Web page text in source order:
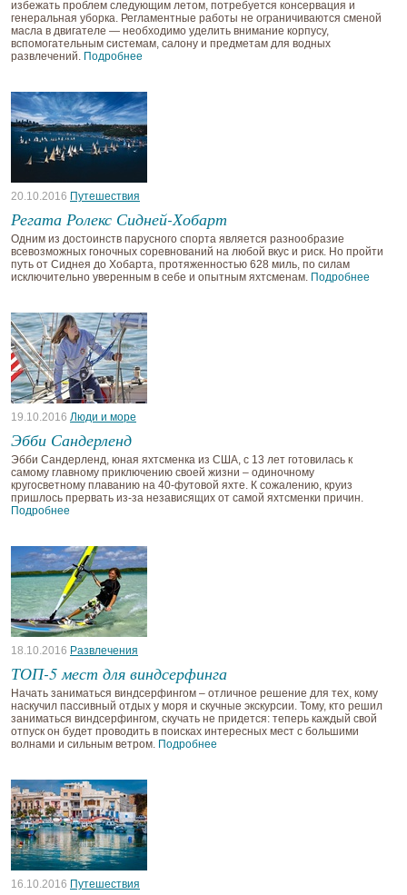
избежать проблем следующим летом, потребуется консервация и
генеральная уборка. Регламентные работы не ограничиваются сменой
масла в двигателе — необходимо уделить внимание корпусу,
вспомогательным системам, салону и предметам для водных
развлечений. Подробнее
20.10.2016 Путешествия
Регата Ролекс Сидней-Хобарт
Одним из достоинств парусного спорта является разнообразие
всевозможных гоночных соревнований на любой вкус и риск. Но пройти
путь от Сиднея до Хобарта, протяженностью 628 миль, по силам
исключительно уверенным в себе и опытным яхтсменам. Подробнее
19.10.2016 Люди и море
Эбби Сандерленд
Эбби Сандерленд, юная яхтсменка из США, с 13 лет готовилась к
самому главному приключению своей жизни – одиночному
кругосветному плаванию на 40-футовой яхте. К сожалению, круиз
пришлось прервать из-за независящих от самой яхтсменки причин.
Подробнее
18.10.2016 Развлечения
ТОП-5 мест для виндсерфинга
Начать заниматься виндсерфингом – отличное решение для тех, кому
наскучил пассивный отдых у моря и скучные экскурсии. Тому, кто решил
заниматься виндсерфингом, скучать не придется: теперь каждый свой
отпуск он будет проводить в поисках интересных мест с большими
волнами и сильным ветром. Подробнее
16.10.2016 Путешествия